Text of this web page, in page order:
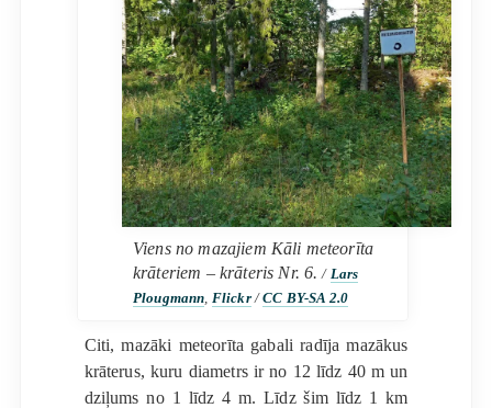
Viens no mazajiem Kāli meteorīta
krāteriem – krāteris Nr. 6./ Lars
Plougmann Flickr/CC BY-SA 2.0
Citi, mazāki meteorīta gabali radīja mazākus
krāterus, kuru diametrs ir no 12 līdz 40 m un
dziļums no 1 līdz 4 m. Līdz šim līdz 1 km